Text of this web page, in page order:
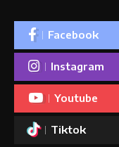
Facebook
Instagram
Youtube
Tiktok